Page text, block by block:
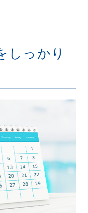
っかり